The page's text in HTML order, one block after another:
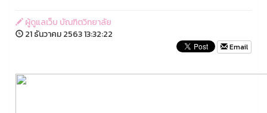
ผู้ดูแลเว็บ บัณฑิตวิทยาลัย
21 ธันวาคม 2563 13:32:22
Email